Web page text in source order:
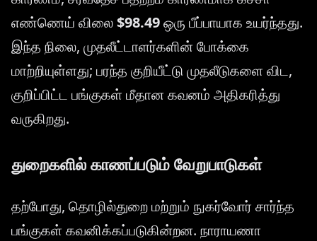
எண்ணெய் விலை$98.49ஒரு பீப்பாயாக உயர்ந்தது.
இந்த நிலை, முதலீட்டாளர்களின் போக்கை
மாற்றியுள்ளது; பரந்த குறியீட்டு முதலீடுகளை விட,
குறிப்பிட்ட பங்குகள் மீதான கவனம் அதிகரித்து
வருகிறது.
துறைகளில் காணப்படும் வேறுபாடுகள்
தற்போது, தொழில்துறை மற்றும் நுகர்வோர் சார்ந்த
பங்குகள் கவனிக்கப்படுகின்றன. நாராயணா